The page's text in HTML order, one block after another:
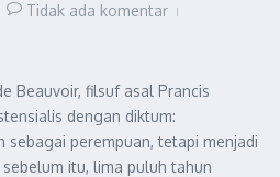
Tidak ada komentar
Beauvoir, filsuf asal Prancis
dengan diktum:
sebagai perempuan, tetapi menjadi
itu, lima puluh tahun